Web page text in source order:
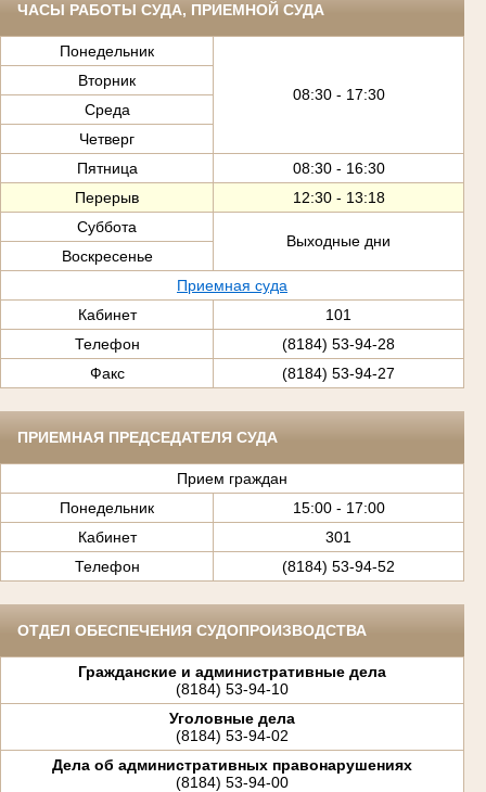
ЧАСЫ РАБОТЫ СУДА, ПРИЕМНОЙ СУДА
Понедельник
08:30 - 17:30
Вторник
Среда
Четверг
Пятница
08:30 - 16:30
Перерыв
12:30 - 13:18
Суббота
Выходные дни
Воскресенье
Приемная суда
Кабинет
101
Телефон
(8184) 53-94-28
Факс
(8184) 53-94-27
ПРИЕМНАЯ ПРЕДСЕДАТЕЛЯ СУДА
Прием граждан
Понедельник
15:00 - 17:00
Кабинет
301
Телефон
(8184) 53-94-52
ОТДЕЛ ОБЕСПЕЧЕНИЯ СУДОПРОИЗВОДСТВА
Гражданские и административные дела
(8184) 53-94-10
Уголовные дела
(8184) 53-94-02
Дела об административных правонарушениях
(8184) 53-94-00